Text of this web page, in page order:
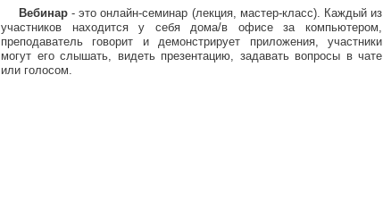
Вебинар- это онлайн-семинар (лекция, мастер-класс). Каждый из
участников находится у себя дома/в офисе за компьютером,
преподаватель говорит и демонстрирует приложения, участники
могут его слышать, видеть презентацию, задавать вопросы в чате
или голосом.